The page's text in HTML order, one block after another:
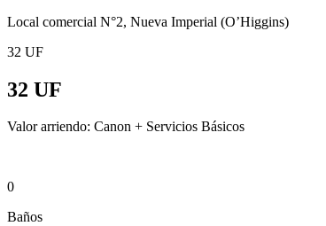
Local comercial N°2, Nueva Imperial (O’Higgins)
32 UF
32 UF
Valor arriendo: Canon + Servicios Básicos
0
Baños